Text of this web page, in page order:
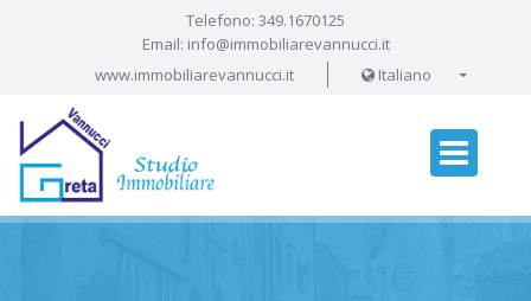
Telefono: 349.1670125
Email: info@immobiliarevannucci.it
www.immobiliarevannucci.it
Italiano